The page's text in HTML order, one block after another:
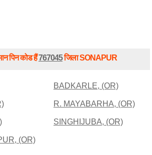
पिन कोड हैं767045जिला SONAPUR
BADKARLE, (OR)
R. MAYABARHA, (OR)
SINGHIJUBA, (OR)
(OR)